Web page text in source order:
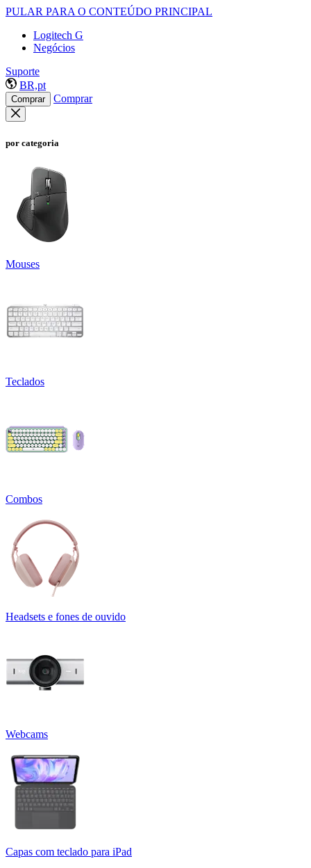
PULAR PARA O CONTEÚDO PRINCIPAL
Logitech G
Negócios
Suporte
BR,pt
Comprar Comprar
por categoria
Mouses
Teclados
Combos
Headsets e fones de ouvido
Webcams
Capas com teclado para iPad